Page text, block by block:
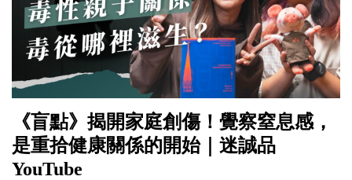
《盲點》揭開家庭創傷！覺察窒息感，
是重拾健康關係的開始｜迷誠品
YouTube